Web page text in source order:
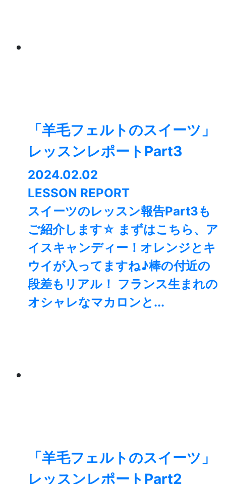
「羊毛フェルトのスイーツ」
レッスンレポートPart3
2024.02.02
LESSON REPORT
スイーツのレッスン報告Part3も
ご紹介します☆ まずはこちら、ア
イスキャンディー！オレンジとキ
ウイが入ってますね♪棒の付近の
段差もリアル！ フランス生まれの
オシャレなマカロンと...
「羊毛フェルトのスイーツ」
レッスンレポートPart2